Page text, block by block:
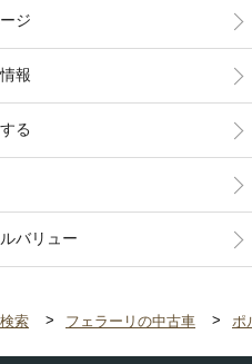
ジ
報
る
バリュー
索 フェラーリの中古車 ポ